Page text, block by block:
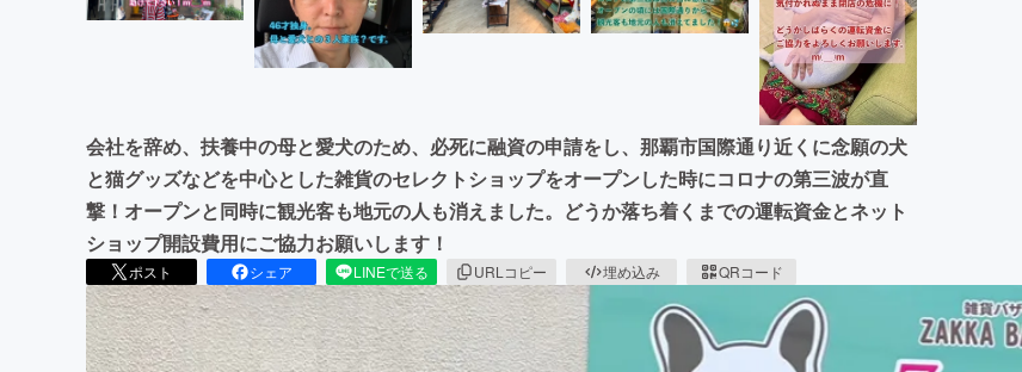
会社を辞め、扶養中の母と愛犬のため、必死に融資の申請をし、那覇市国際通り近くに念願の犬
と猫グッズなどを中心とした雑貨のセレクトショップをオープンした時にコロナの第三波が直
撃！オープンと同時に観光客も地元の人も消えました。どうか落ち着くまでの運転資金とネット
ショップ開設費用にご協力お願いします！
ポスト シェア LINEで送る URLコピー 埋め込み QRコード